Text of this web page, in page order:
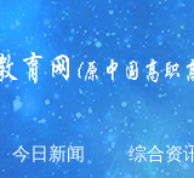
今日新闻 综合资